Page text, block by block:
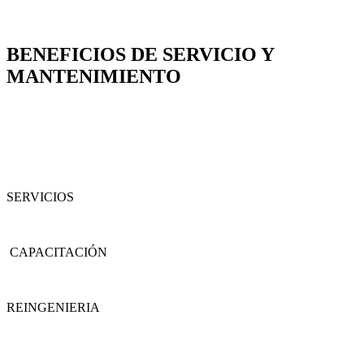
BENEFICIOS DE SERVICIO Y
MANTENIMIENTO
SERVICIOS
CAPACITACIÓN
REINGENIERIA